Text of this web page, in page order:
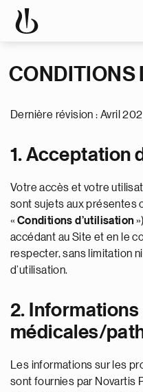
CONDITIONS
Dernière révision : Avril
1. Acceptation
Votre accès et votre
sont sujets aux présentes
« Conditions d’utilisation
accédant au Site et en le
respecter, sans limitation
d’utilisation.
2. Informations
médicales/
Les informations sur les
sont fournies par Novartis